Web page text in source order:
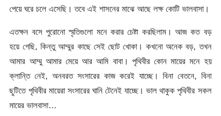
পেয়ে ঘরে চলে এসেছি। তবে এই শাসনের মাঝে আছে লক্ষ কোটি ভালবাসা।
এতক্ষন বসে পুরোনো স্মৃতিগুলো মনে করার চেষ্টা করছিলাম। আজ কত বড়
হয়ে গেছি, কিন্তু আম্মুর কাছে সেই ছোট খোকা। কখনো অনেক বড়, তখন
আমার আম্মু আমার মেয়ে আর আমি বাবা। পৃথিবীর কোন মায়ের মনে হয়
ক্লান্তি নেই, অনবরত সংসারের কাজ করেই যাচ্ছে। বিনা বেতনে, বিনা
ছুটিতে পৃথিবীর মায়েরা সংসারের ঘানি টেনেই যাচ্ছে। ভাল থাকুক পৃথিবীর সকল
মায়ের ভালবাসা…